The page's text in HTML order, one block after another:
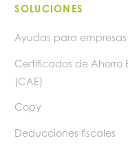
SOLUCIONES
Ayudas para empresas
Certificados de Ahorro
(CAE)
Copy
Deducciones fiscales